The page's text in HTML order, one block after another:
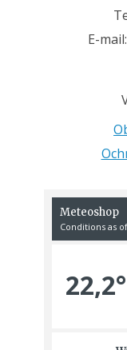
E-mail: